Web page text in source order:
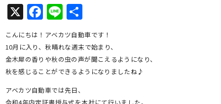
X Facebook
Line共
有
こんにちは！アベカツ自動車です！
10月に入り、秋晴れな週末で始まり、
金木犀の香りや秋の虫の声が聞こえるようになり、
秋を感じることができるようになりましたね♪
アベカツ自動車では先日、